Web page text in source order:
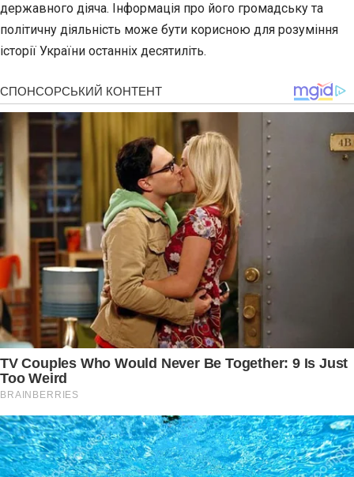
державного діяча. Інформація про його громадську та
політичну діяльність може бути корисною для розуміння
історії України останніх десятиліть.